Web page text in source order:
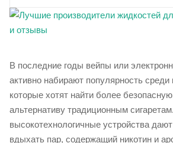
В последние годы вейпы или
активно набирают популярность среди
которые хотят найти более
альтернативу традиционным
высокотехнологичные устройства
вдыхать пар, содержащий никотин и